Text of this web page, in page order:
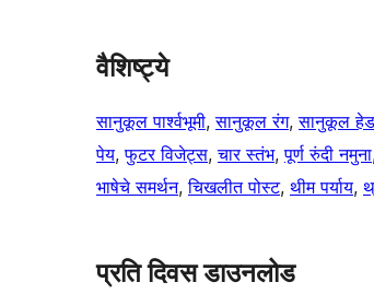
वैशिष्ट्ये
सानुकूल पार्श्वभूमी, सानुकूल रंग, सानुकूल
पेय, फुटर विजेट्स, चार स्तंभ, पूर्ण रुंदी नमुना
भाषेचे समर्थन, चिखलीत पोस्ट, थीम पर्याय,
प्रति दिवस डाउनलोड